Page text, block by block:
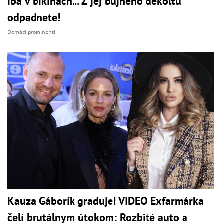
odpadnete!
Domáci prominenti
Kauza Gáborík graduje! VIDEO Exfarmárka
čelí brutálnym útokom: Rozbité auto a